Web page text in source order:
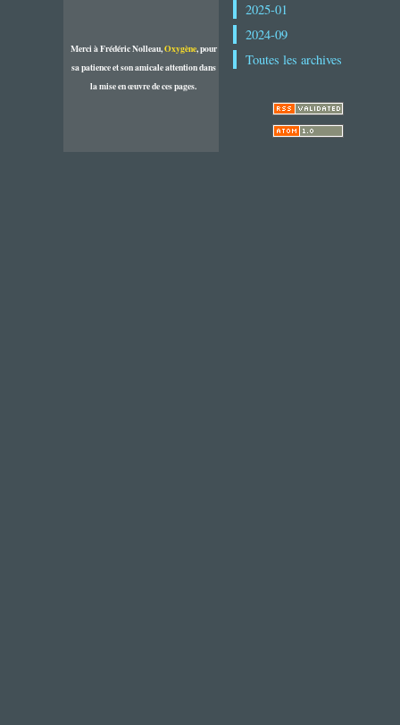
Merci à Frédéric Nolleau,Oxygène, pour
sa patience et son amicale attention dans
la mise en œuvre de ces pages.
2025-01
2024-09
Toutes les archives